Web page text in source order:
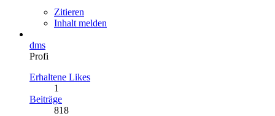
Zitieren
Inhalt melden
dms
Profi
Erhaltene Likes
1
Beiträge
818